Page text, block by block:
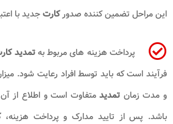
این مراحل تضمین کننده صدورکارتجدید با
پرداخت هزینه های مربوط بهتمدید
فرآیند است که باید توسط افراد رعایت شود.
و مدت زمان تمدیدمتفاوت است و اطلاع از
باشد. پس از تایید مدارک و پرداخت هزینه،